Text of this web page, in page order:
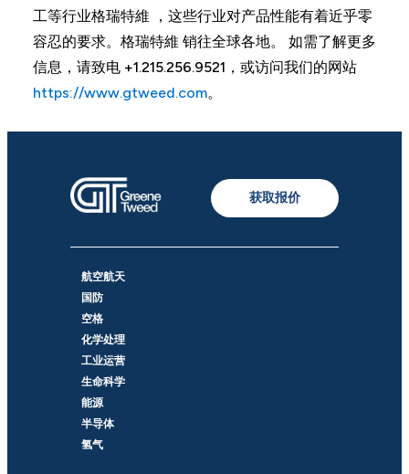
工等行业格瑞特維 ，这些行业对产品性能有着近乎零
容忍的要求。格瑞特維 销往全球各地。 如需了解更多
信息，请致电 +1.215.256.9521，或访问我们的网站
https://www.gtweed.com。
获取报价
航空航天
国防
空格
化学处理
工业运营
生命科学
能源
半导体
氢气